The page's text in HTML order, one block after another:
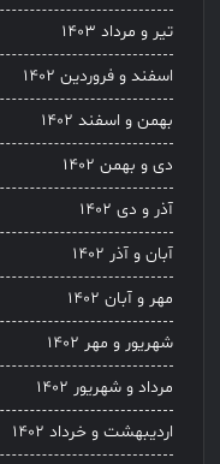
تیر و مرداد ۱۴۰۳
اسفند و فروردین ۱۴۰۲
بهمن و اسفند ۱۴۰۲
دی و بهمن ۱۴۰۲
آذر و دی ۱۴۰۲
آبان و آذر ۱۴۰۲
مهر و آبان ۱۴۰۲
شهریور و مهر ۱۴۰۲
مرداد و شهریور ۱۴۰۲
اردیبهشت و خرداد ۱۴۰۲